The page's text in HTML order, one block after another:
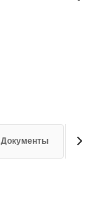
Документы